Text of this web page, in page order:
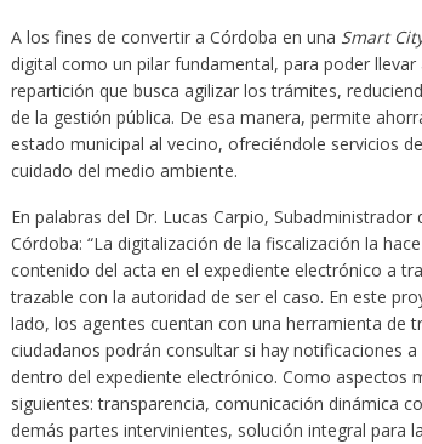
A los fines de convertir a Córdoba en una Smart
digital como un pilar fundamental, para poder
repartición que busca agilizar los trámites,
de la gestión pública. De esa manera, permite
estado municipal al vecino, ofreciéndole servicios
cuidado del medio ambiente.
En palabras del Dr. Lucas Carpio,
Córdoba: “La digitalización de la fiscalización la
contenido del acta en el expediente electrónico a
trazable con la autoridad de ser el caso. En este
lado, los agentes cuentan con una herramienta
ciudadanos podrán consultar si hay notificaciones
dentro del expediente electrónico. Como aspectos
siguientes: transparencia, comunicación dinámica
demás partes intervinientes, solución integral para